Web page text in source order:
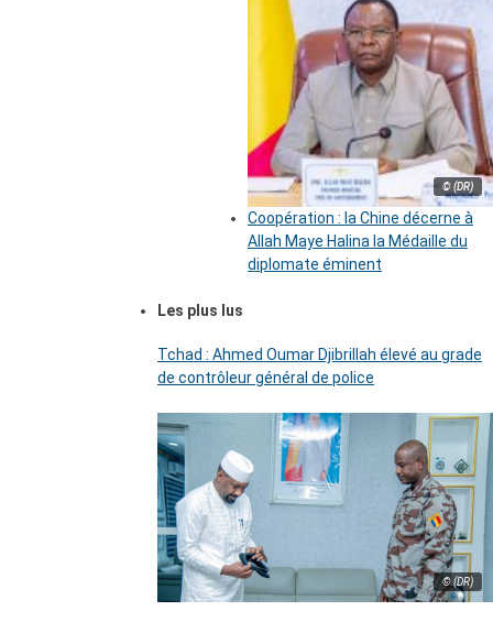
© (DR)
Coopération : la Chine décerne à
Allah Maye Halina la Médaille du
diplomate éminent
Les plus lus
Tchad : Ahmed Oumar Djibrillah élevé au grade
de contrôleur général de police
© (DR)